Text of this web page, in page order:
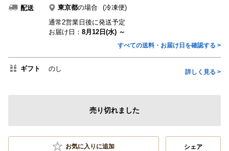
配送 東京都の場合
(冷凍便)
通常2営業日後に発送予定
お届け日： 8月12日(水) ～
すべての送料・お届け日を確認する >
ギフト のし 詳しく見る >
売り切れました
お気に入りに追加 シェア